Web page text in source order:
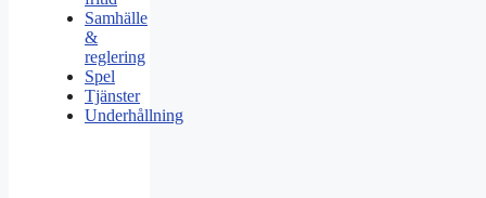
Samhälle
&
reglering
Spel
Tjänster
Underhållning